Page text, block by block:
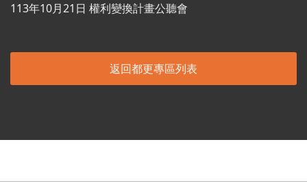
113年10月21日 權利變換計畫公聽會
返回都更專區列表